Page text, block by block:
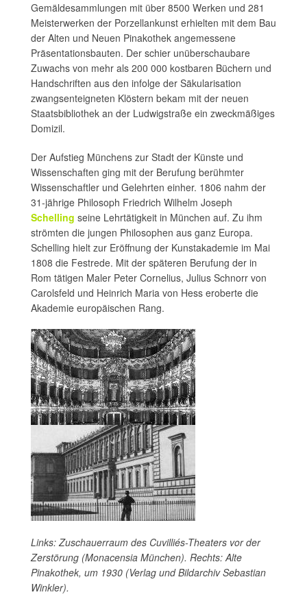
Gemäldesammlungen mit über 8500 Werken und 281
Meisterwerken der Porzellankunst erhielten mit dem Bau
der Alten und Neuen Pinakothek angemessene
Präsentationsbauten. Der schier unüberschaubare
Zuwachs von mehr als 200 000 kostbaren Büchern und
Handschriften aus den infolge der Säkularisation
zwangsenteigneten Klöstern bekam mit der neuen
Staatsbibliothek an der Ludwigstraße ein zweckmäßiges
Domizil.
Der Aufstieg Münchens zur Stadt der Künste und
Wissenschaften ging mit der Berufung berühmter
Wissenschaftler und Gelehrten einher. 1806 nahm der
31-jährige Philosoph Friedrich Wilhelm Joseph
Schelling seine Lehrtätigkeit in München auf. Zu ihm
strömten die jungen Philosophen aus ganz Europa.
Schelling hielt zur Eröffnung der Kunstakademie im Mai
1808 die Festrede. Mit der späteren Berufung der in
Rom tätigen Maler Peter Cornelius, Julius Schnorr von
Carolsfeld und Heinrich Maria von Hess eroberte die
Akademie europäischen Rang.
Links: Zuschauerraum des Cuvilliés-Theaters vor der
Zerstörung (Monacensia München). Rechts: Alte
Pinakothek, um 1930 (Verlag und Bildarchiv Sebastian
Winkler).